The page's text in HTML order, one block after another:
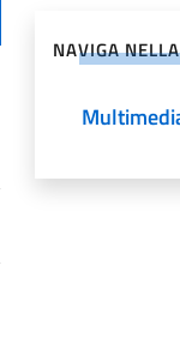
NAVIGA